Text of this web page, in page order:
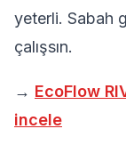
yeterli. Sabah
çalışsın.
→ EcoFlow
incele